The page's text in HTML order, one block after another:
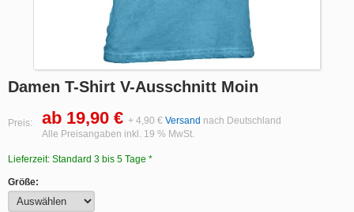
Damen T-Shirt V-Ausschnitt Moin
Preis: ab 19,90 € + 4,90 € Versand nach Deutschland
Alle Preisangaben inkl. 19 % MwSt.
Lieferzeit: Standard 3 bis 5 Tage *
Größe: